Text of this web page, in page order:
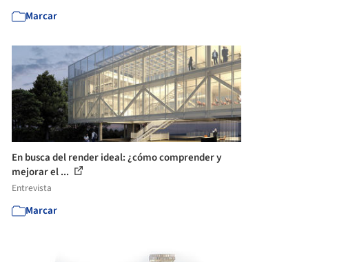
Marcar
En busca del render ideal: ¿cómo comprender y
mejorar el ...
Entrevista
Marcar